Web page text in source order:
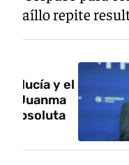
Maíllo repite
y el
Juanma
absoluta